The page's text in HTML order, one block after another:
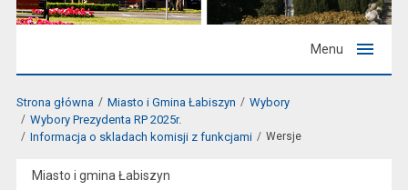
Menu
Strona główna Miasto i Gmina Łabiszyn
Wybory
Wybory Prezydenta RP 2025r.
Informacja o skladach komisji z funkcjami
Wersje
Miasto i gmina Łabiszyn